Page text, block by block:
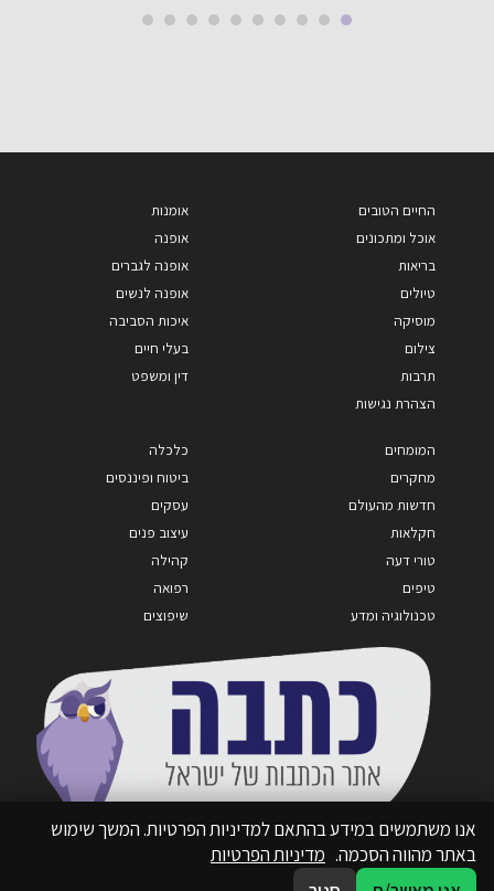
החיים הטובים
אוכל ומתכונים
בריאות
טיולים
מוסיקה
צילום
תרבות
הצהרת נגישות
אומנות
אופנה
אופנה לגברים
אופנה לנשים
איכות הסביבה
בעלי חיים
דין ומשפט
המומחים
מחקרים
חדשות מהעולם
חקלאות
טורי דעה
טיפים
טכנולוגיה ומדע
כלכלה
ביטוח ופיננסים
עסקים
עיצוב פנים
קהילה
רפואה
שיפוצים
אנו משתמשים במידע בהתאם למדיניות הפרטיות. המשך שימוש
באתר מהווה הסכמה. מדיניות הפרטיות